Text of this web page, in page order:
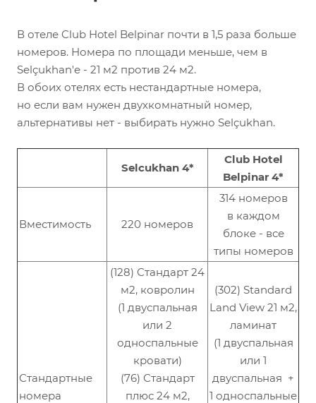
В отеле Club Hotel Belpinar почти в 1,5 раза больше
номеров. Номера по площади меньше, чем в
Selçukhan'e - 21 м2 против 24 м2.
В обоих отелях есть нестандартные номера,
но если вам нужен двухкомнатный номер,
альтернативы нет - выбирать нужно Selçukhan.
Selcukhan 4*
Club Hotel
Belpinar 4*
Вместимость 220 номеров
314 номеров
в каждом
блоке - все
типы номеров
Стандартные
номера
(128) Стандарт 24
м2, ковролин
(1 двуспальная
или 2
односпальные
кровати)
(76) Стандарт
плюс 24 м2,
(302) Standard
Land View 21 м2,
ламинат
(1 двуспальная
или 1
двуспальная +
1 односпальные